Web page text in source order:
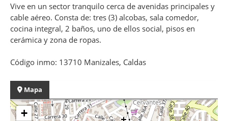
Vive en un sector tranquilo cerca de avenidas principales y
cable aéreo. Consta de: tres (3) alcobas, sala comedor,
cocina integral, 2 baños, uno de ellos social, pisos en
cerámica y zona de ropas.
Código inmo: 13710 Manizales, Caldas
Mapa
+